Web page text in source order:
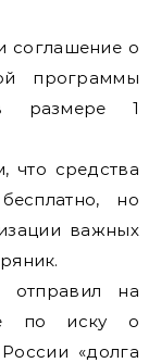
соглашение о
программы
размере 1
что средства
но
важных
отправил на
по иску о
«долга